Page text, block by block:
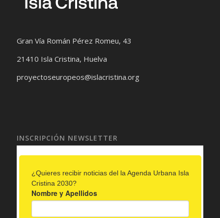
Gran Vía Román Pérez Romeu, 43
21410 Isla Cristina, Huelva
proyectoseuropeos@islacristina.org
INSCRIPCIÓN NEWSLETTER